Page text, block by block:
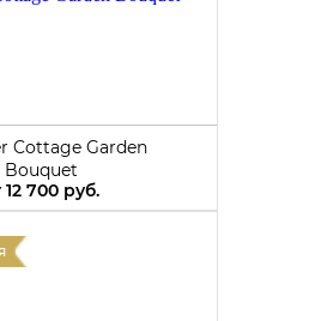
Cottage Garden
Bouquet
12 700 руб.